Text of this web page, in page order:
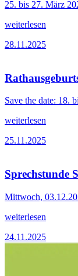
25. bis 27. März
weiterlesen
28.11.2025
Save the date: 18.
weiterlesen
25.11.2025
Sprechstunde
Mittwoch,
weiterlesen
24.11.2025